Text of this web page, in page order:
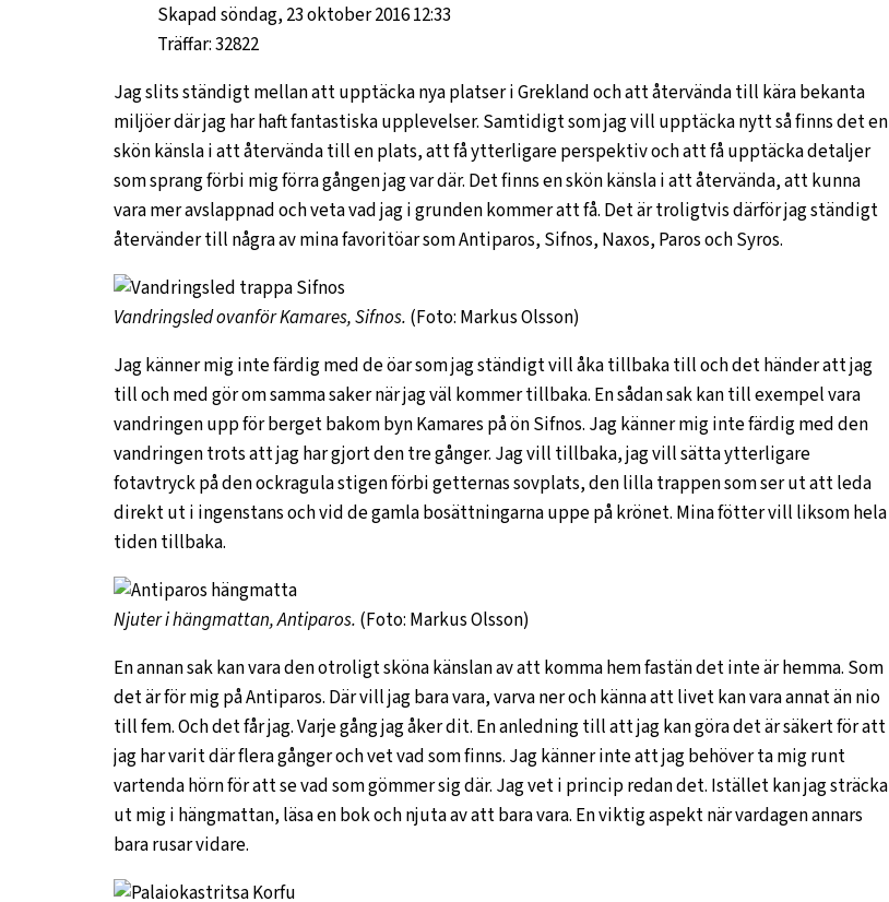
Skapad söndag, 23 oktober 2016 12:33
Träffar: 32822
Jag slits ständigt mellan att upptäcka nya platser i Grekland och att återvända till kära bekanta
miljöer där jag har haft fantastiska upplevelser. Samtidigt som jag vill upptäcka nytt så finns det en
skön känsla i att återvända till en plats, att få ytterligare perspektiv och att få upptäcka detaljer
som sprang förbi mig förra gången jag var där. Det finns en skön känsla i att återvända, att kunna
vara mer avslappnad och veta vad jag i grunden kommer att få. Det är troligtvis därför jag ständigt
återvänder till några av mina favoritöar som Antiparos, Sifnos, Naxos, Paros och Syros.
Vandringsled ovanför Kamares, Sifnos. (Foto: Markus Olsson)
Jag känner mig inte färdig med de öar som jag ständigt vill åka tillbaka till och det händer att jag
till och med gör om samma saker när jag väl kommer tillbaka. En sådan sak kan till exempel vara
vandringen upp för berget bakom byn Kamares på ön Sifnos. Jag känner mig inte färdig med den
vandringen trots att jag har gjort den tre gånger. Jag vill tillbaka, jag vill sätta ytterligare
fotavtryck på den ockragula stigen förbi getternas sovplats, den lilla trappen som ser ut att leda
direkt ut i ingenstans och vid de gamla bosättningarna uppe på krönet. Mina fötter vill liksom hela
tiden tillbaka.
Njuter i hängmattan, Antiparos. (Foto: Markus Olsson)
En annan sak kan vara den otroligt sköna känslan av att komma hem fastän det inte är hemma. Som
det är för mig på Antiparos. Där vill jag bara vara, varva ner och känna att livet kan vara annat än nio
till fem. Och det får jag. Varje gång jag åker dit. En anledning till att jag kan göra det är säkert för att
jag har varit där flera gånger och vet vad som finns. Jag känner inte att jag behöver ta mig runt
vartenda hörn för att se vad som gömmer sig där. Jag vet i princip redan det. Istället kan jag sträcka
ut mig i hängmattan, läsa en bok och njuta av att bara vara. En viktig aspekt när vardagen annars
bara rusar vidare.